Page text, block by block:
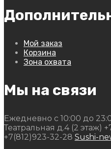
Мой заказ
Корзина
Зона охвата
Мы на связи
Ежедневно с 10:00 до
Театральная д.4 (2 этаж)
+7(812)923-32-28 Sushi-